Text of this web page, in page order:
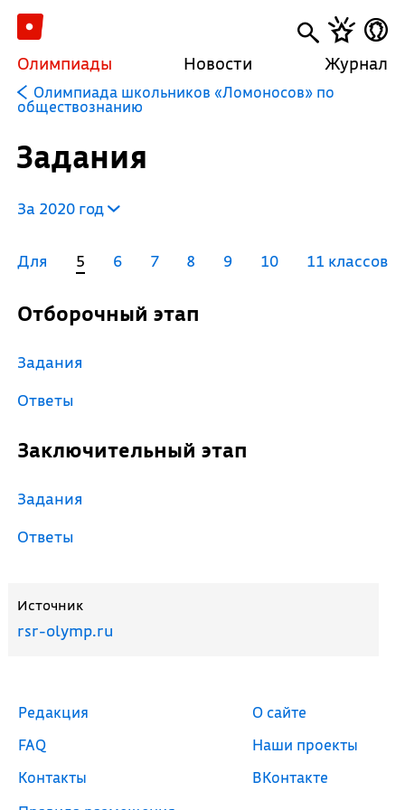
Олимпиады Новости Журнал
Олимпиада школьников «Ломоносов» по
обществознанию
Задания
За 2020 год
Для 5 6 7 8 9 10 11 классов
Отборочный этап
Задания
Ответы
Заключительный этап
Задания
Ответы
Источник
rsr-olymp.ru
Редакция
FAQ
Контакты
О сайте
Наши проекты
ВКонтакте